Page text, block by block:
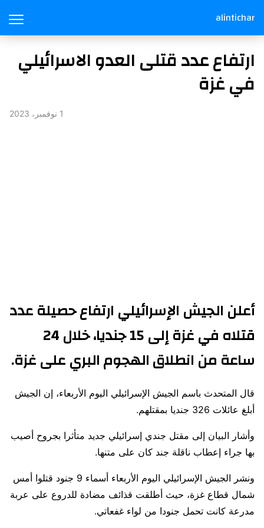
alintichar
ارتفاع عدد قتلى العدو الاسرائيلي
في غزة
1 نوفمبر، 2023
أعلن الجيش الإسرائيلي ارتفاع حصيلة عدد
قتلاه في غزة إلى 15 جنديا، خلال 24
ساعة من انطلاق الهجوم البري على غزة.
قال المتحدث باسم الجيش الإسرائيلي اليوم الأربعاء، إن الجيش
أبلغ عائلات 326 جنديا بمقتلهم.
وأشار البيان إلى مقتل جندي إسرائيلي جديد متأثرا بجروح أصيب
بها جراء إعطاب ناقلة جند كان على متنها.
ونشر الجيش الإسرائيلي اليوم الأربعاء أسماء 9 جنود قتلوا أمس
شمال قطاع غزة، حيث أطلقت قذائف مضادة للدروع على عربة
مدرعة كانت تحمل جنودا من لواء غفعاتي.